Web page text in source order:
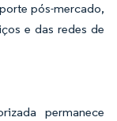
pós-mercado,
e das redes de
permanece